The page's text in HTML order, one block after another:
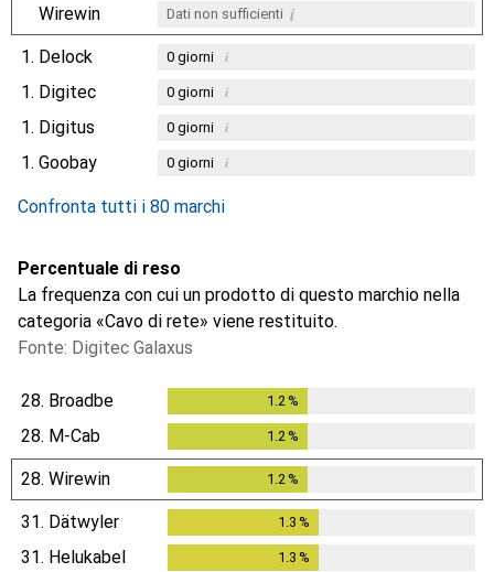
Wirewin Dati non sufficienti i
1. Delock 0giorni i
1. Digitec 0giorni i
1. Digitus 0giorni i
1. Goobay 0giorni i
Confronta tutti i 80 marchi
Percentuale di reso
La frequenza con cui un prodotto di questo marchio nella
categoria «Cavo di rete» viene restituito.
Fonte: Digitec Galaxus
28. Broadbe 1.2 %
28. M-Cab 1.2 %
28. Wirewin 1.2 %
31. Dätwyler 1.3 %
31. Helukabel 1.3 %